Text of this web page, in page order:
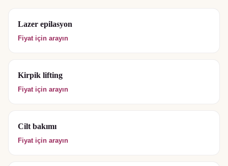
Lazer epilasyon
Fiyat için arayın
Kirpik lifting
Fiyat için arayın
Cilt bakımı
Fiyat için arayın